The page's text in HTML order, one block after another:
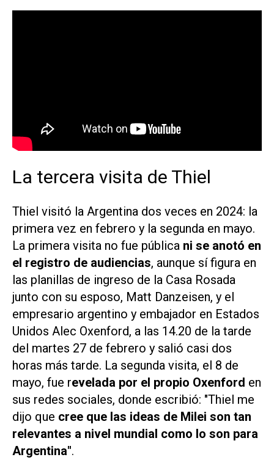
La tercera visita de Thiel
Thiel visitó la Argentina dos veces en 2024: la
primera vez en febrero y la segunda en mayo.
La primera visita no fue pública ni se anotó en
el registro de audiencias, aunque sí figura en
las planillas de ingreso de la Casa Rosada
junto con su esposo, Matt Danzeisen, y el
empresario argentino y embajador en Estados
Unidos Alec Oxenford, a las 14.20 de la tarde
del martes 27 de febrero y salió casi dos
horas más tarde. La segunda visita, el 8 de
mayo, fue revelada por el propio Oxenford en
sus redes sociales, donde escribió: "Thiel me
dijo que cree que las ideas de Milei son tan
relevantes a nivel mundial como lo son para
Argentina".